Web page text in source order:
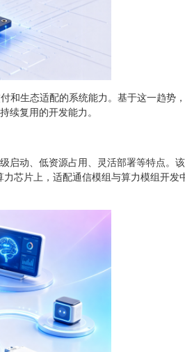
生态适配的系统能力。基于这一趋势，
续复用的开发能力。
动、低资源占用、灵活部署等特点。
芯片上，适配通信模组与算力模组开发